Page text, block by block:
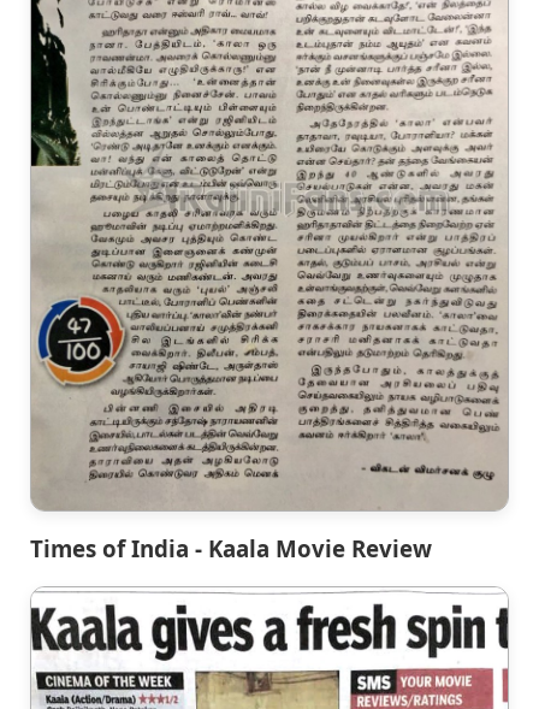
Times of India - Kaala Movie Review